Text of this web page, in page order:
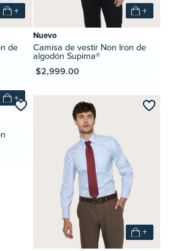
+
de
+
Nuevo
Camisa de vestir Non Iron de
algodón Supima®
MXN $2,999.00
+
+